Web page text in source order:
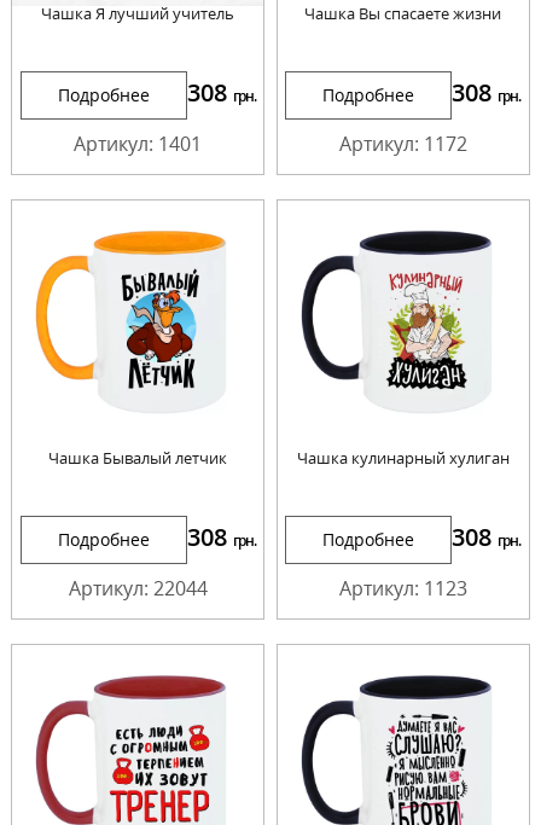
Чашка Я лучший учитель
Подробнее 308 грн.
Артикул: 1401
Чашка Вы спасаете жизни
Подробнее 308 грн.
Артикул: 1172
Чашка Бывалый летчик
Подробнее 308 грн.
Артикул: 22044
Чашка кулинарный хулиган
Подробнее 308 грн.
Артикул: 1123